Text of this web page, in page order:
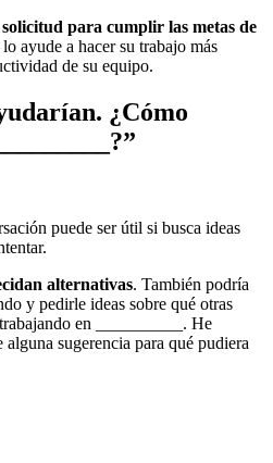
para cumplir las metas de
ayude a hacer su trabajo más
de su equipo.
¿Cómo
puede ser útil si busca ideas
alternativas. También podría
y pedirle ideas sobre qué otras
en __________. He
sugerencia para qué pudiera